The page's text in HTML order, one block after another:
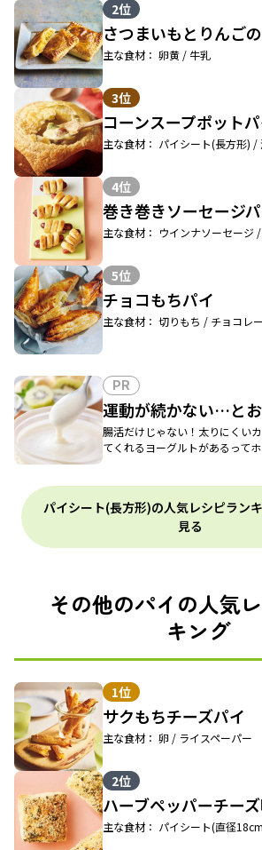
2位
さつまいもとりんご
主な食材： 卵黄 / 牛乳
3位
コーンスープポット
主な食材： パイシート(長方形) /
4位
巻き巻きソーセージ
主な食材： ウインナソーセージ
5位
チョコもちパイ
主な食材： 切りもち / チョコレ
PR
運動が続かない…と
腸活だけじゃない！太りにくい
てくれるヨーグルトがあるって
パイシート(長方形)の人気レシピラン
見る
その他のパイの人気
キング
1位
サクもちチーズパイ
主な食材： 卵 / ライスペーパー
2位
ハーブペッパーチー
主な食材： パイシート(直径